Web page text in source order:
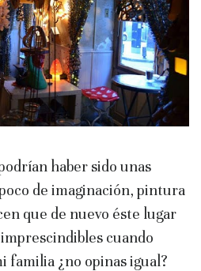
haber sido unas
de imaginación, pintura
que de nuevo éste lugar
cuando
familia ¿no opinas igual?